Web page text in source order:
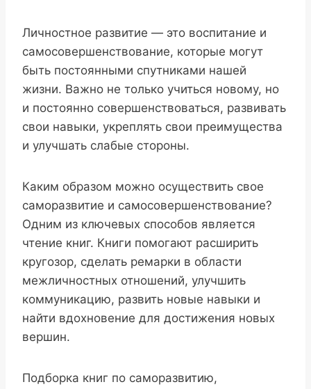
Личностное развитие — это воспитание и
самосовершенствование, которые могут
быть постоянными спутниками нашей
жизни. Важно не только учиться новому, но
и постоянно совершенствоваться, развивать
свои навыки, укреплять свои преимущества
и улучшать слабые стороны.
Каким образом можно осуществить свое
саморазвитие и самосовершенствование?
Одним из ключевых способов является
чтение книг. Книги помогают расширить
кругозор, сделать ремарки в области
межличностных отношений, улучшить
коммуникацию, развить новые навыки и
найти вдохновение для достижения новых
вершин.
Подборка книг по саморазвитию,